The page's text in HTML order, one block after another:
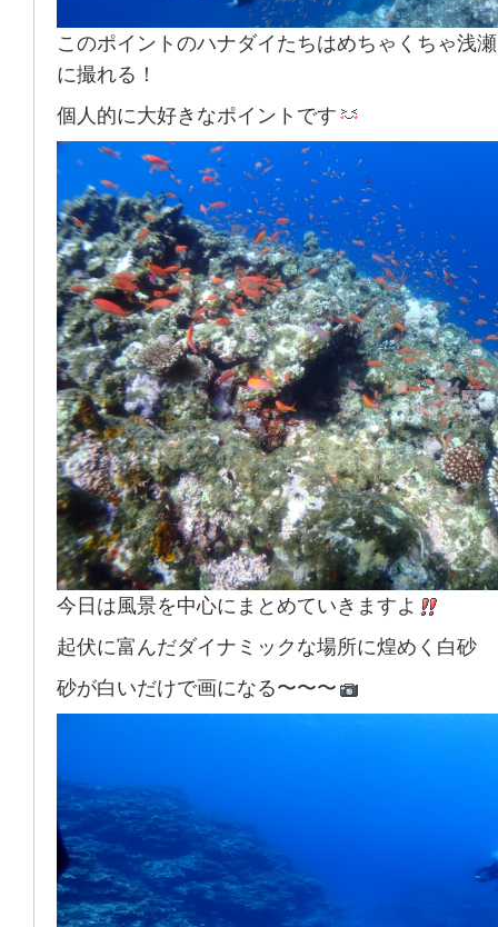
このポイントのハナダイたちはめちゃくちゃ浅
に撮れる！
個人的に大好きなポイントです
今日は風景を中心にまとめていきますよ
起伏に富んだダイナミックな場所に煌めく白砂
砂が白いだけで画になる〜〜〜